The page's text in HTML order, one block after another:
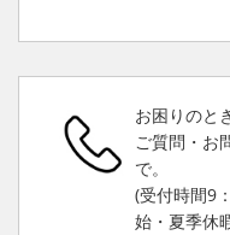
お困りのと
ご質問・お
で。
(受付時間9
始・夏季休